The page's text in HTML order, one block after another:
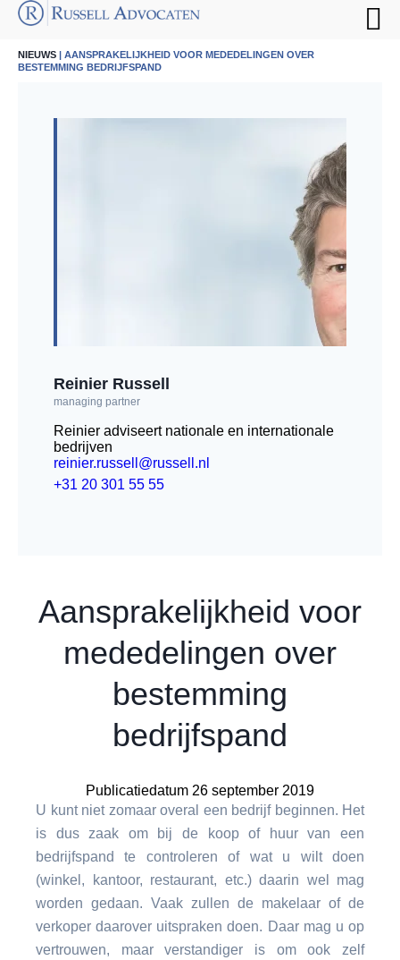
NIEUWS | AANSPRAKELIJKHEID VOOR MEDEDELINGEN OVER
BESTEMMING BEDRIJFSPAND
Reinier Russell
managing partner
Reinier adviseert nationale en internationale
bedrijven
reinier.russell@russell.nl
+31 20 301 55 55
Aansprakelijkheid voor
mededelingen over
bestemming
bedrijfspand
Publicatiedatum 26 september 2019
U kunt niet zomaar overal een bedrijf beginnen. Het
is dus zaak om bij de koop of huur van een
bedrijfspand te controleren of wat u wilt doen
(winkel, kantoor, restaurant, etc.) daarin wel mag
worden gedaan. Vaak zullen de makelaar of de
verkoper daarover uitspraken doen. Daar mag u op
vertrouwen, maar verstandiger is om ook zelf